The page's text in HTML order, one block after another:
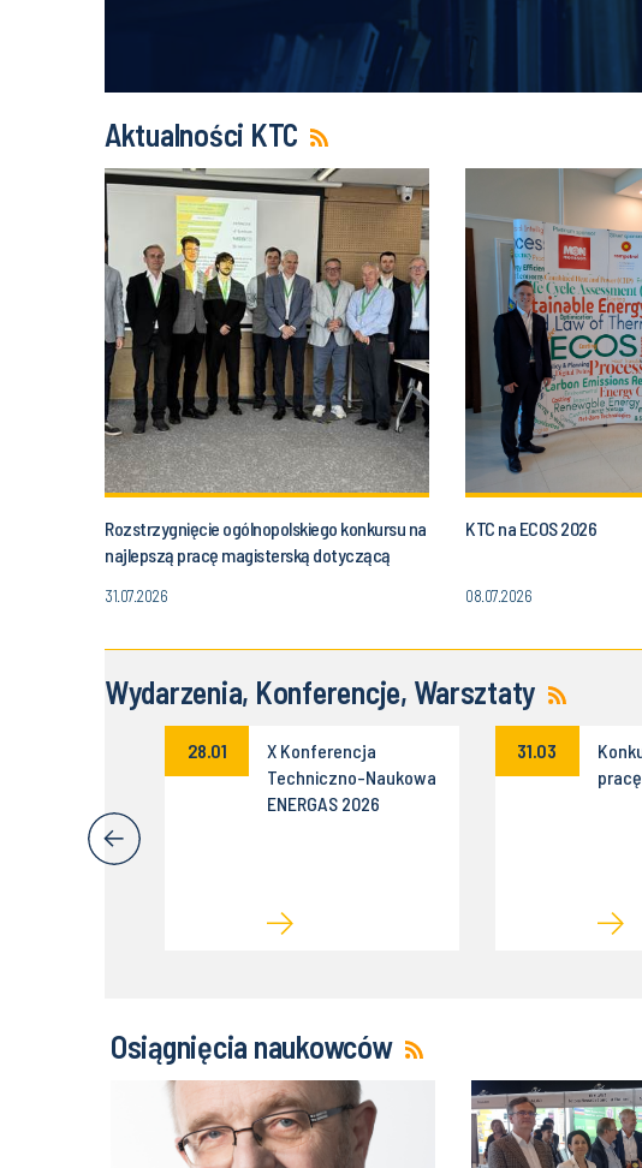
Aktualności KTC
Rozstrzygnięcie ogólnopolskiego konkursu na
najlepszą pracę magisterską dotyczącą
symulacji procesów cieplno-przepływowych
31.07.2026
KTC na ECOS 2026
08.07.2026
Wydarzenia, Konferencje, Warsztaty
28.01
X Konferencja
Techniczno-Naukowa
ENERGAS 2026
31.03
Osiągnięcia naukowców